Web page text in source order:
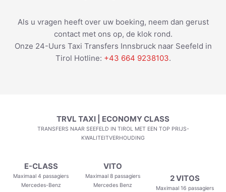
Als u vragen heeft over uw boeking, neem dan gerust
contact met ons op, de klok rond.
Onze 24-Uurs Taxi Transfers Innsbruck naar Seefeld in
Tirol Hotline: +43 664 9238103.
TRVL TAXI | ECONOMY CLASS
TRANSFERS NAAR SEEFELD IN TIROL MET EEN TOP PRIJS-
KWALITEITVERHOUDING
E-CLASS
Maximaal 4 passagiers
Mercedes-Benz
VITO
Maximaal 8 passagiers
Mercedes Benz
2 VITOS
Maximaal 16 passagiers